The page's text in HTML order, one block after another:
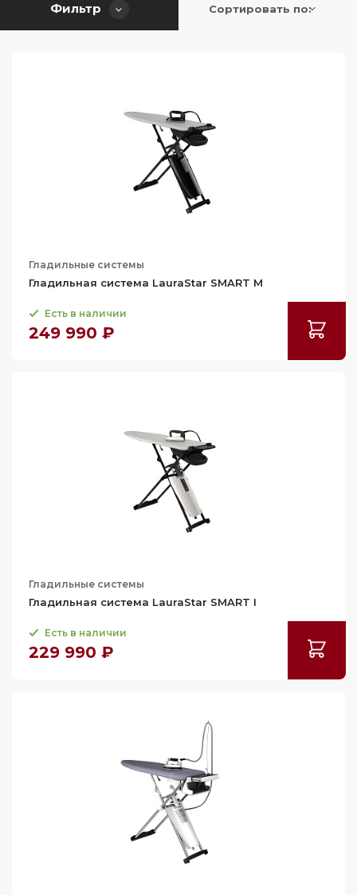
Фильтр Сортировать по:
Гладильные системы
Гладильная система LauraStar SMART M
Есть в наличии
249 990 ₽
Гладильные системы
Гладильная система LauraStar SMART I
Есть в наличии
229 990 ₽